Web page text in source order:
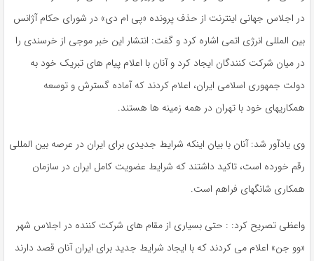
در اجلاس جهانی اینترنت از حذف پرونده «پی ام دی» در شورای حکام آژانس
بین المللی انرژی اتمی اشاره کرد و گفت: انتشار این خبر موجی از خرسندی را
در میان شرکت کنندگان ایجاد کرد و آنان با اعلام پیام های تبریک خود به
دولت جمهوری اسلامی ایران، اعلام کردند که آماده گسترش و توسعه
همکاریهای خود با تهران در همه زمینه ها هستند.
وی یادآور شد: آنان با بیان اینکه شرایط جدیدی برای ایران در عرصه بین المللی
رقم خورده است، تاکید داشتند که شرایط عضویت کامل ایران در سازمان
همکاری شانگهای فراهم است.
واعظی تصریح کرد: : حتی بسیاری از مقام های شرکت کننده در اجلاس شهر
«وو جن» اعلام می کردند که با ایجاد شرایط جدید برای ایران آنان قصد دارند